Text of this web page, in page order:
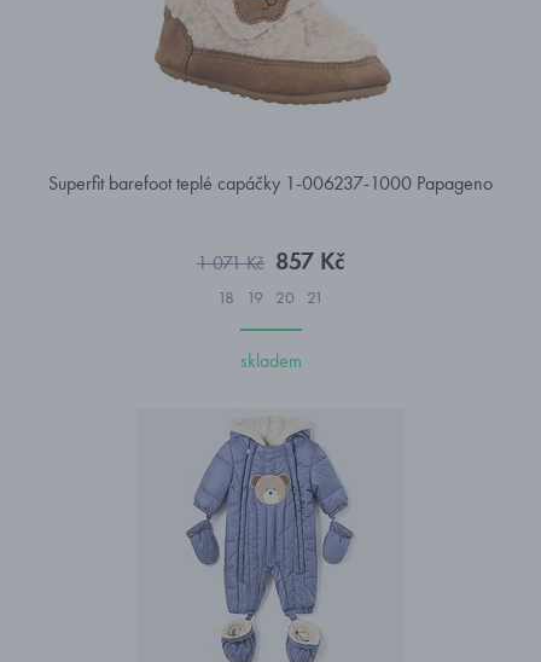
Superfit barefoot teplé capáčky 1-006237-1000 Papageno
1 071 Kč 857 Kč
18 19 20 21
skladem